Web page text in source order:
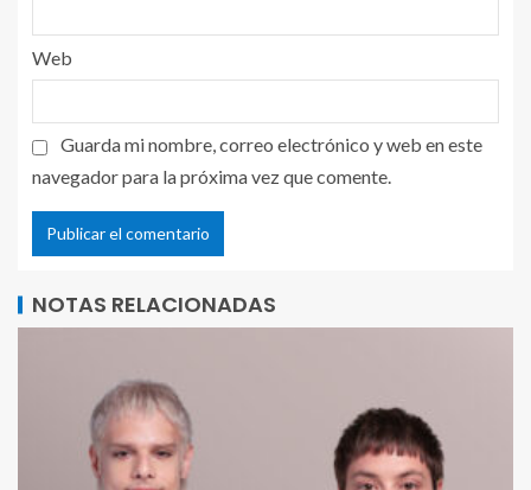
Web
Guarda mi nombre, correo electrónico y web en este
navegador para la próxima vez que comente.
NOTAS RELACIONADAS